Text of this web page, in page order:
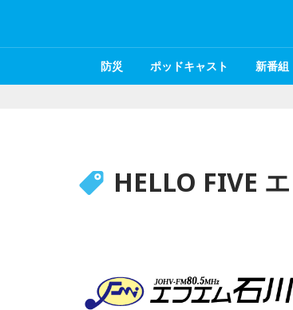
防災 ポッドキャスト 新番組
HELLO FIVE